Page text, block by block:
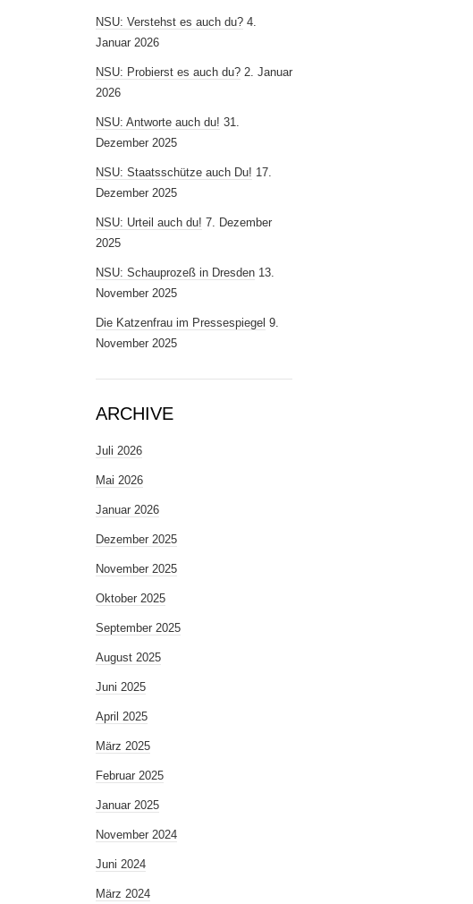
NSU: Verstehst es auch du? 4.
Januar 2026
NSU: Probierst es auch du? 2. Januar
2026
NSU: Antworte auch du! 31.
Dezember 2025
NSU: Staatsschütze auch Du! 17.
Dezember 2025
NSU: Urteil auch du! 7. Dezember
2025
NSU: Schauprozeß in Dresden 13.
November 2025
Die Katzenfrau im Pressespiegel 9.
November 2025
ARCHIVE
Juli 2026
Mai 2026
Januar 2026
Dezember 2025
November 2025
Oktober 2025
September 2025
August 2025
Juni 2025
April 2025
März 2025
Februar 2025
Januar 2025
November 2024
Juni 2024
März 2024